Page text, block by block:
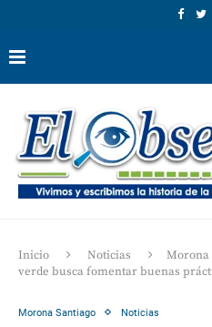
Inicio Noticias Morona
verde busca fomentar buenas
Morona Santiago Noticias